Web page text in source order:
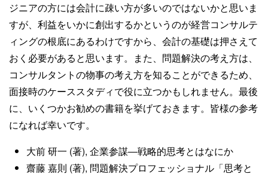
ジニアの方には会計に疎い方が多いのではないかと思いま
すが、利益をいかに創出するかというのが経営コンサルテ
ィングの根底にあるわけですから、会計の基礎は押さえて
おく必要があると思います。また、問題解決の考え方は、
コンサルタントの物事の考え方を知ることができるため、
面接時のケーススタディで役に立つかもしれません。最後
に、いくつかお勧めの書籍を挙げておきます。皆様の参考
になれば幸いです。
大前 研一 (著), 企業参謀―戦略的思考とはなにか
齋藤 嘉則 (著), 問題解決プロフェッショナル「思考と